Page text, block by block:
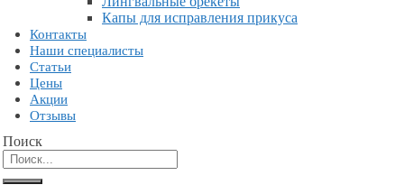
Капы для исправления прикуса
Контакты
Наши специалисты
Статьи
Цены
Акции
Отзывы
Поиск